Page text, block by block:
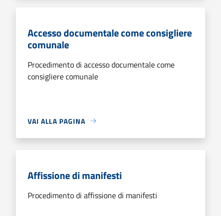
Accesso documentale come consigliere
comunale
Procedimento di accesso documentale come
consigliere comunale
VAI ALLA PAGINA
Affissione di manifesti
Procedimento di affissione di manifesti